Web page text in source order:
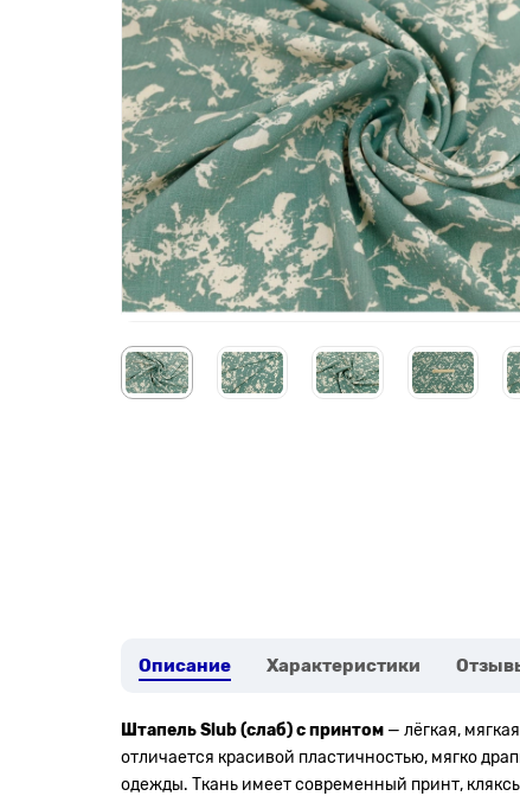
Описание Характеристики
Штапель Slub (слаб) с принтом — лёгкая,
отличается красивой пластичностью, мягко
одежды. Ткань имеет современный принт,